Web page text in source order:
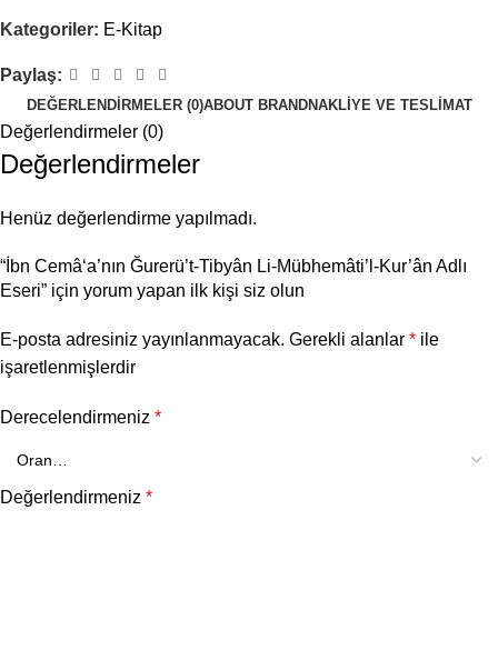
Kategoriler: E-Kitap
Paylaş:
DEĞERLENDIRMELER (0)ABOUT BRANDNAKLIYE VE TESLIMAT
Değerlendirmeler (0)
Değerlendirmeler
Henüz değerlendirme yapılmadı.
“İbn Cemâ‘a’nın Ğurerü’t-Tibyân Li-Mübhemâti’l-Kur’ân Adlı
Eseri” için yorum yapan ilk kişi siz olun
E-posta adresiniz yayınlanmayacak. Gerekli alanlar * ile
işaretlenmişlerdir
Derecelendirmeniz *
Değerlendirmeniz *